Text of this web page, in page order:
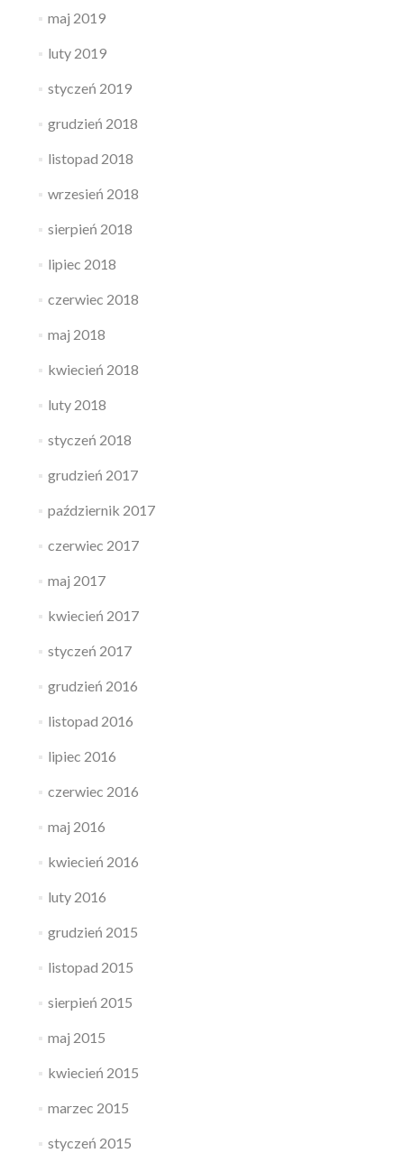
maj 2019
luty 2019
styczeń 2019
grudzień 2018
listopad 2018
wrzesień 2018
sierpień 2018
lipiec 2018
czerwiec 2018
maj 2018
kwiecień 2018
luty 2018
styczeń 2018
grudzień 2017
październik 2017
czerwiec 2017
maj 2017
kwiecień 2017
styczeń 2017
grudzień 2016
listopad 2016
lipiec 2016
czerwiec 2016
maj 2016
kwiecień 2016
luty 2016
grudzień 2015
listopad 2015
sierpień 2015
maj 2015
kwiecień 2015
marzec 2015
styczeń 2015